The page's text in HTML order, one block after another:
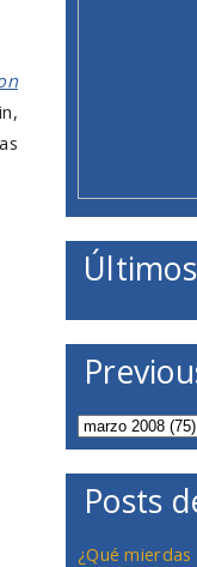
Posts
¿Qué